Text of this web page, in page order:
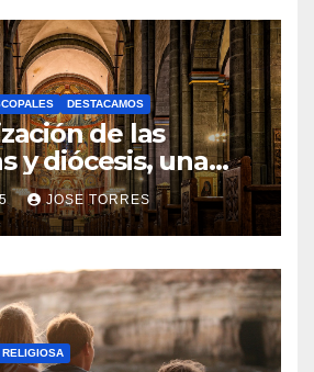
O
H
A
Y
C
O
M
N
T
A
DESTACAMOS
de las
y diócesis, una
para el futuro de
JOSE TORRES
N
O
H
A
Y
RELIGIOSA